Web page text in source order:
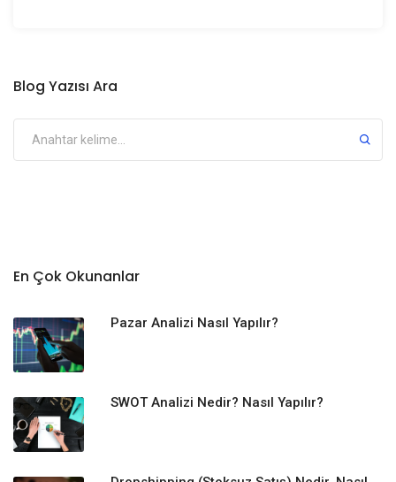
Blog Yazısı Ara
En Çok Okunanlar
Pazar Analizi Nasıl Yapılır?
SWOT Analizi Nedir? Nasıl Yapılır?